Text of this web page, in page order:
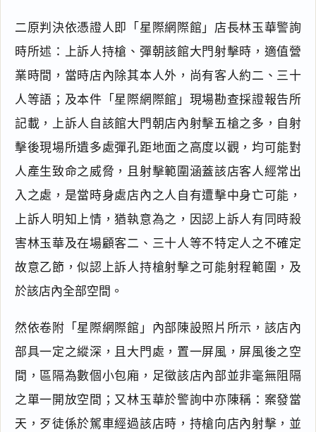
二原判決依憑證人即「星際網際館」店長林玉華警詢
時所述：上訴人持槍、彈朝該館大門射擊時，適值營
業時間，當時店內除其本人外，尚有客人約二、三十
人等語；及本件「星際網際館」現場勘查採證報告所
記載，上訴人自該館大門朝店內射擊五槍之多，自射
擊後現場所遺多處彈孔距地面之高度以觀，均可能對
人產生致命之威脅，且射擊範圍涵蓋該店客人經常出
入之處，是當時身處店內之人自有遭擊中身亡可能，
上訴人明知上情，猶執意為之，因認上訴人有同時殺
害林玉華及在場顧客二、三十人等不特定人之不確定
故意乙節，似認上訴人持槍射擊之可能射程範圍，及
於該店內全部空間。
然依卷附「星際網際館」內部陳設照片所示，該店內
部具一定之縱深，且大門處，置一屏風，屏風後之空
間，區隔為數個小包廂，足徵該店內部並非毫無阻隔
之單一開放空間；又林玉華於警詢中亦陳稱：案發當
天，歹徒係於駕車經過該店時，持槍向店內射擊，並